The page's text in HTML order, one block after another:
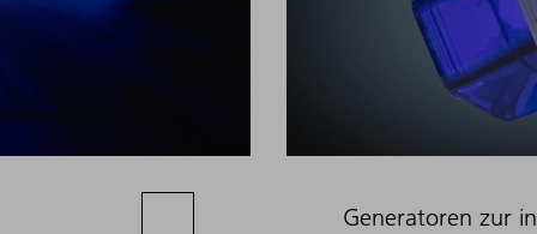
Generatoren zur